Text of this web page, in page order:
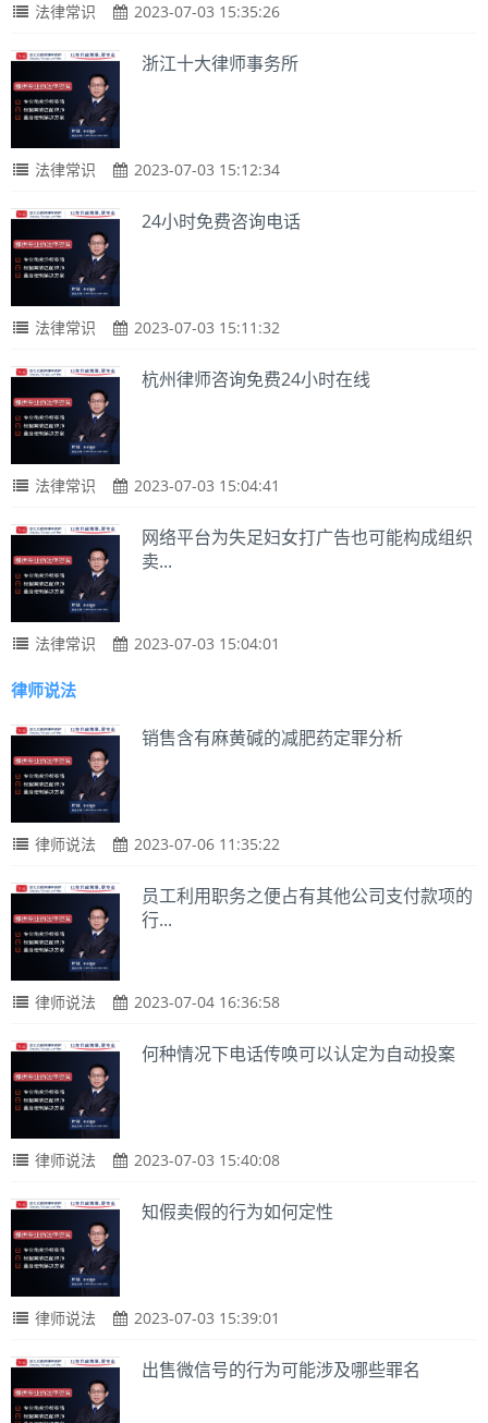
法律常识 2023-07-03 15:35:26
浙江十大律师事务所
法律常识 2023-07-03 15:12:34
24小时免费咨询电话
法律常识 2023-07-03 15:11:32
杭州律师咨询免费24小时在线
法律常识 2023-07-03 15:04:41
网络平台为失足妇女打广告也可能构成组织
卖...
法律常识 2023-07-03 15:04:01
律师说法
销售含有麻黄碱的减肥药定罪分析
律师说法 2023-07-06 11:35:22
员工利用职务之便占有其他公司支付款项的
行...
律师说法 2023-07-04 16:36:58
何种情况下电话传唤可以认定为自动投案
律师说法 2023-07-03 15:40:08
知假卖假的行为如何定性
律师说法 2023-07-03 15:39:01
出售微信号的行为可能涉及哪些罪名